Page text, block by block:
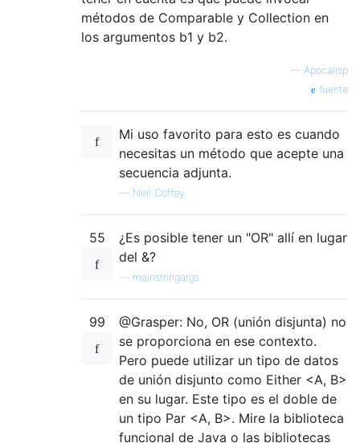
métodos de Comparable y Collection en
los argumentos b1 y b2.
— Apocalisp
fuente
Mi uso favorito para esto es cuando
necesitas un método que acepte una
secuencia adjunta.
— Neil Coffey
55
¿Es posible tener un "OR" allí en lugar
del &?
mainstringargs
99
@Grasper: No, OR (unión disjunta) no
se proporciona en ese contexto.
Pero puede utilizar un tipo de datos
de unión disjunto como Either <A, B>
en su lugar. Este tipo es el doble de
un tipo Par <A, B>. Mire la biblioteca
funcional de Java o las bibliotecas